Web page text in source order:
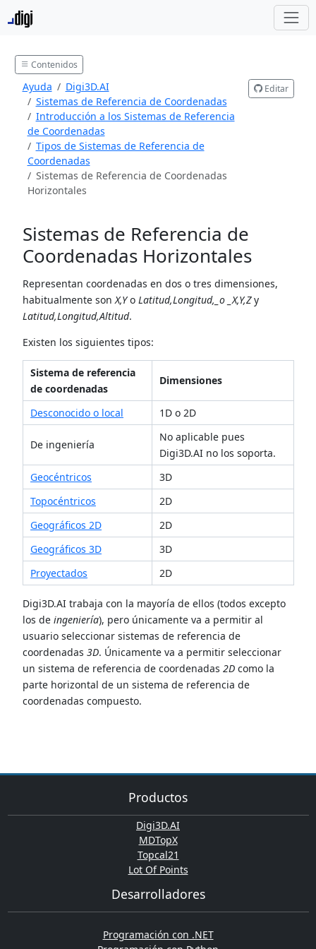
Contenidos
Ayuda
Digi3D.AI
Sistemas de Referencia de Coordenadas
Introducción a los Sistemas de Referencia
de Coordenadas
Tipos de Sistemas de Referencia de
Coordenadas
Sistemas de Referencia de Coordenadas
Horizontales
Editar
Sistemas de Referencia de
Coordenadas Horizontales
Representan coordenadas en dos o tres dimensiones,
habitualmente son X,Yo Latitud,Longitud,_o _X,Y,Zy
Latitud,Longitud,Altitud.
Existen los siguientes tipos:
Sistema de referencia
de coordenadas
Dimensiones
Desconocido o local 1D o 2D
De ingeniería
No aplicable pues
Digi3D.AI no los soporta.
Geocéntricos
3D
Topocéntricos
2D
Geográficos 2D
2D
Geográficos 3D
3D
Proyectados
2D
Digi3D.AI trabaja con la mayoría de ellos (todos excepto
los de ingeniería), pero únicamente va a permitir al
usuario seleccionar sistemas de referencia de
coordenadas 3D. Únicamente va a permitir seleccionar
un sistema de referencia de coordenadas 2Dcomo la
parte horizontal de un sistema de referencia de
coordenadas compuesto.
Productos
Digi3D.AI
MDTopX
Topcal21
Lot Of Points
Desarrolladores
Programación con .NET